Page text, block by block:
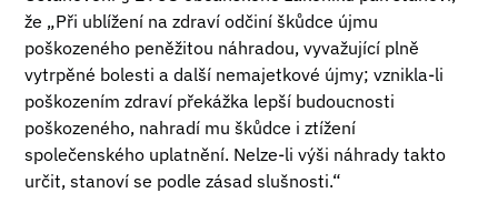
že „Při ublížení na zdraví odčiní škůdce újmu
poškozeného peněžitou náhradou, vyvažující plně
vytrpěné bolesti a další nemajetkové újmy; vznikla-li
poškozením zdraví překážka lepší budoucnosti
poškozeného, nahradí mu škůdce i ztížení
společenského uplatnění. Nelze-li výši náhrady takto
určit, stanoví se podle zásad slušnosti.“